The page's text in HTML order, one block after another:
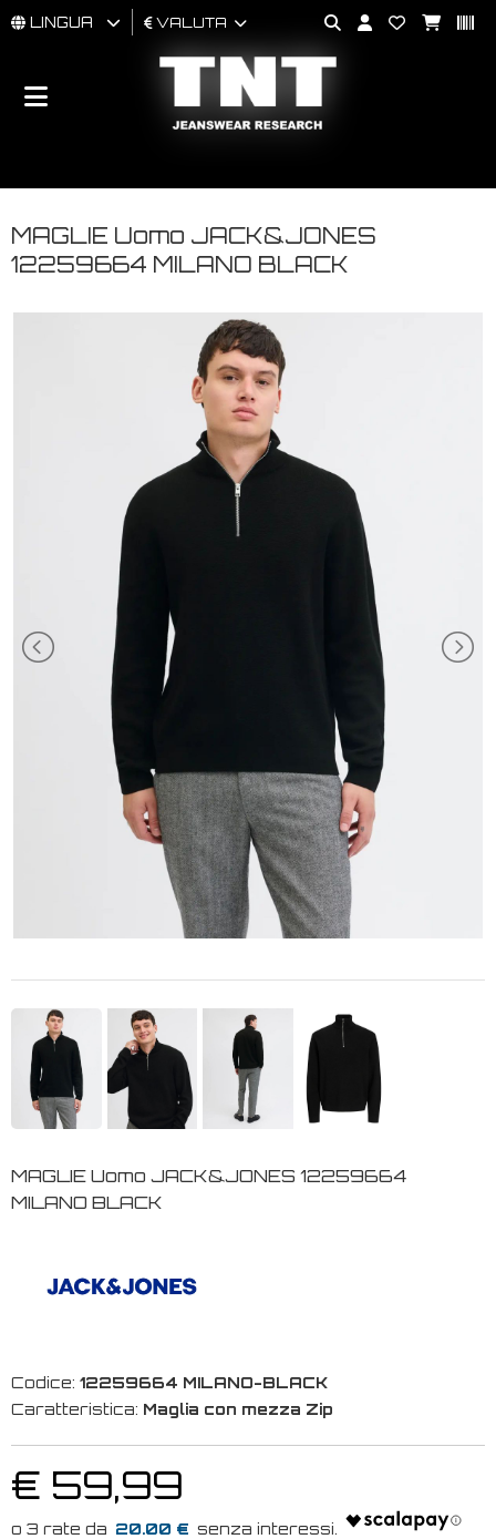
UOMO
BRAND
LINGUA VALUTA
MAGLIE Uomo JACK&JONES
12259664 MILANO BLACK
MAGLIE Uomo JACK&JONES 12259664
MILANO BLACK
Codice: 12259664 MILANO-BLACK
Caratteristica: Maglia con mezza Zip
€ 59,99
20.00 €